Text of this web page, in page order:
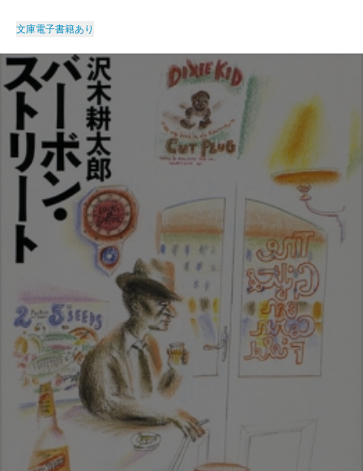
文庫電子書籍あり